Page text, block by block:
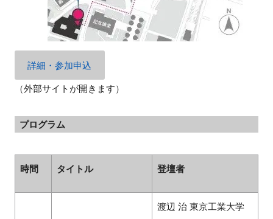
詳細・参加申込
（外部サイトが開きます）
プログラム
時間 タイトル 登壇者
渡辺 治 東京工業大学